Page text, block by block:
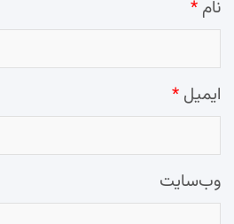
نام *
ایمیل *
وب‌سایت